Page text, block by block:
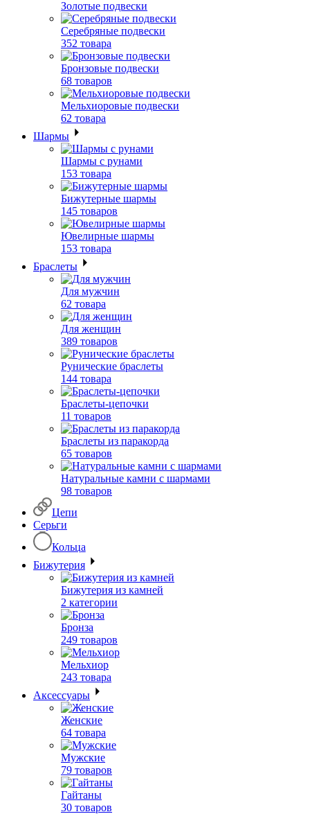
Золотые подвески
Серебряные подвески
352 товара
Бронзовые подвески
68 товаров
Мельхиоровые подвески
62 товара
Шармы
Шармы с рунами
153 товара
Бижутерные шармы
145 товаров
Ювелирные шармы
153 товара
Браслеты
Для мужчин
62 товара
Для женщин
389 товаров
Рунические браслеты
144 товара
Браслеты-цепочки
11 товаров
Браслеты из паракорда
65 товаров
Натуральные камни с шармами
98 товаров
Цепи
Серьги
Кольца
Бижутерия
Бижутерия из камней
2 категории
Бронза
249 товаров
Мельхиор
243 товара
Аксессуары
Женские
64 товара
Мужские
79 товаров
Гайтаны
30 товаров